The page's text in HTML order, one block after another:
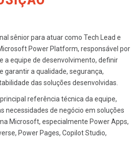
sênior para atuar como Tech Lead e
Power Platform, responsável por
a equipe de desenvolvimento, definir
garantir a qualidade, segurança,
das soluções desenvolvidas.
referência técnica da equipe,
necessidades de negócio em soluções
Microsoft, especialmente Power Apps,
Power Pages, Copilot Studio,